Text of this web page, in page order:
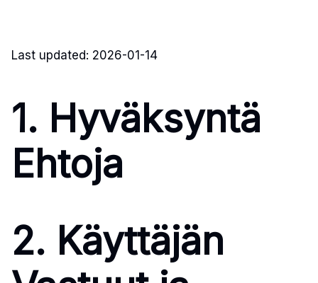
Last updated: 2026-01-14
1. Hyväksyntä
Ehtoja
2. Käyttäjän